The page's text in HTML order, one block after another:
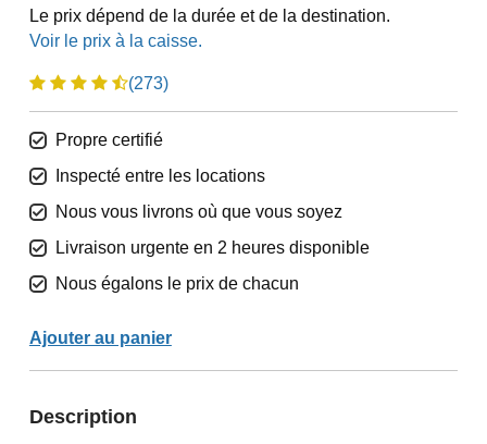
Le prix dépend de la durée et de la destination.
(273)
Propre certifié
Inspecté entre les locations
Nous vous livrons où que vous soyez
Livraison urgente en 2 heures disponible
Nous égalons le prix de chacun
Ajouter au panier
Description